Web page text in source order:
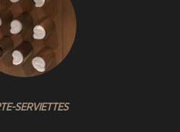
SERVIETTES